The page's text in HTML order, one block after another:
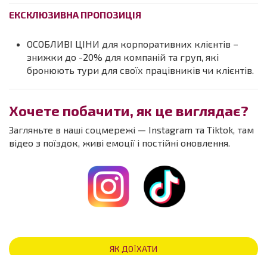
ЕКСКЛЮЗИВНА ПРОПОЗИЦІЯ
ОСОБЛИВІ ЦІНИ для корпоративних клієнтів –
знижки до -20% для компаній та груп, які
бронюють тури для своїх працівників чи клієнтів.
Хочете побачити, як це виглядає?
Загляньте в наші соцмережі — Instagram та Tiktok, там
відео з поїздок, живі емоції і постійні оновлення.
ЯК ДОЇХАТИ